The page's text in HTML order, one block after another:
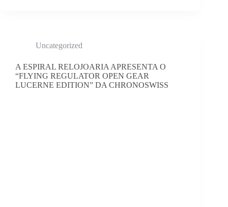
Uncategorized
A ESPIRAL RELOJOARIA APRESENTA O
“FLYING REGULATOR OPEN GEAR
LUCERNE EDITION” DA CHRONOSWISS